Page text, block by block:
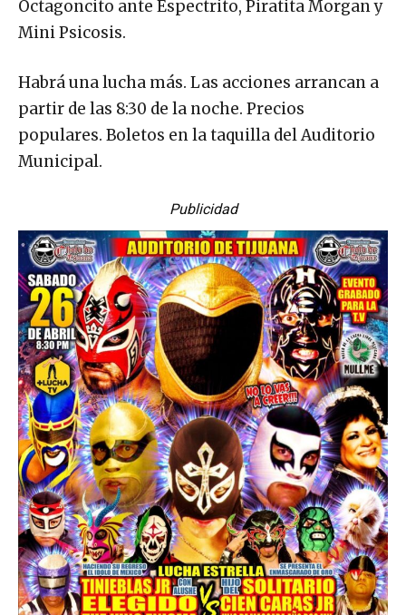
Octagoncito ante Espectrito, Piratita Morgan y
Mini Psicosis.
Habrá una lucha más. Las acciones arrancan a
partir de las 8:30 de la noche. Precios
populares. Boletos en la taquilla del Auditorio
Municipal.
Publicidad